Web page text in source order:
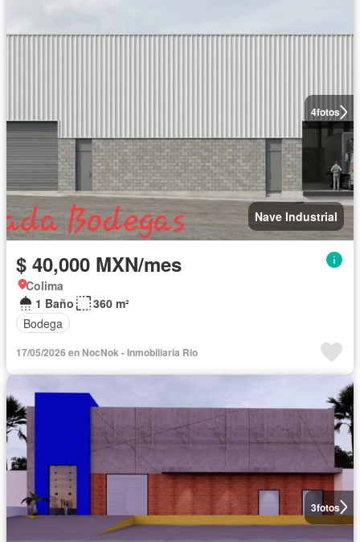
4fotos
Nave Industrial
$ 40,000 MXN/mes
Colima
1 Baño
360 m²
Bodega
17/05/2026 en NocNok - Inmobiliaria Rio
3fotos